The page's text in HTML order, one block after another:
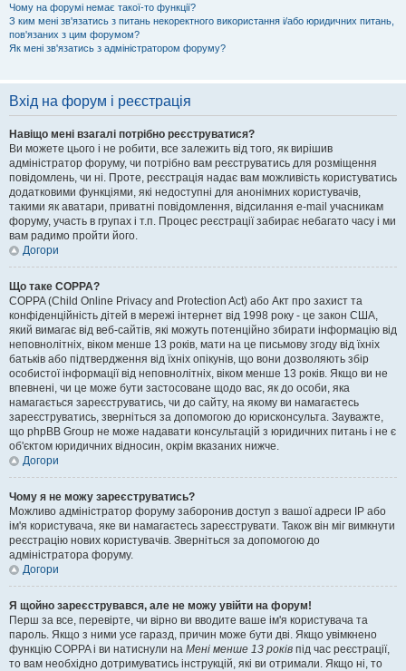
Чому на форумі немає такої-то функції?
З ким мені зв'язатись з питань некоректного використання і/або юридичних питань,
пов'язаних з цим форумом?
Як мені зв'язатись з адміністратором форуму?
Вхід на форум і реєстрація
Навіщо мені взагалі потрібно реєструватися?
Ви можете цього і не робити, все залежить від того, як вирішив
адміністратор форуму, чи потрібно вам реєструватись для розміщення
повідомлень, чи ні. Проте, реєстрація надає вам можливість користуватись
додатковими функціями, які недоступні для анонімних користувачів,
такими як аватари, приватні повідомлення, відсилання e-mail учасникам
форуму, участь в групах і т.п. Процес реєстрації забирає небагато часу і ми
вам радимо пройти його.
Догори
Що таке COPPA?
COPPA (Child Online Privacy and Protection Act) або Акт про захист та
конфіденційність дітей в мережі інтернет від 1998 року - це закон США,
який вимагає від веб-сайтів, які можуть потенційно збирати інформацію від
неповнолітніх, віком менше 13 років, мати на це письмову згоду від їхніх
батьків або підтвердження від їхніх опікунів, що вони дозволяють збір
особистої інформації від неповнолітніх, віком менше 13 років. Якщо ви не
впевнені, чи це може бути застосоване щодо вас, як до особи, яка
намагається зареєструватись, чи до сайту, на якому ви намагаєтесь
зареєструватись, зверніться за допомогою до юрисконсульта. Зауважте,
що phpBB Group не може надавати консультацій з юридичних питань і не є
об'єктом юридичних відносин, окрім вказаних нижче.
Догори
Чому я не можу зареєструватись?
Можливо адміністратор форуму заборонив доступ з вашої адреси IP або
ім'я користувача, яке ви намагаєтесь зареєструвати. Також він міг вимкнути
реєстрацію нових користувачів. Зверніться за допомогою до
адміністратора форуму.
Догори
Я щойно зареєструвався, але не можу увійти на форум!
Перш за все, перевірте, чи вірно ви вводите ваше ім'я користувача та
пароль. Якщо з ними усе гаразд, причин може бути дві. Якщо увімкнено
функцію COPPA і ви натиснули на Мені менше 13 років під час реєстрації,
то вам необхідно дотримуватись інструкцій, які ви отримали. Якщо ні, то